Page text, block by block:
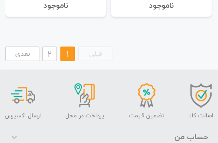
نا‌موجود نا‌موجود
قبلی 1
2 بعدی
اصالت کالا تضمین قیمت پرداخت در محل ارسال اکسپرس
حساب من